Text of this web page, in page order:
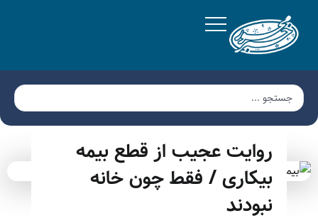
روایت عجیب از قطع بیمه
بیکاری / فقط چون خانه
نبودند